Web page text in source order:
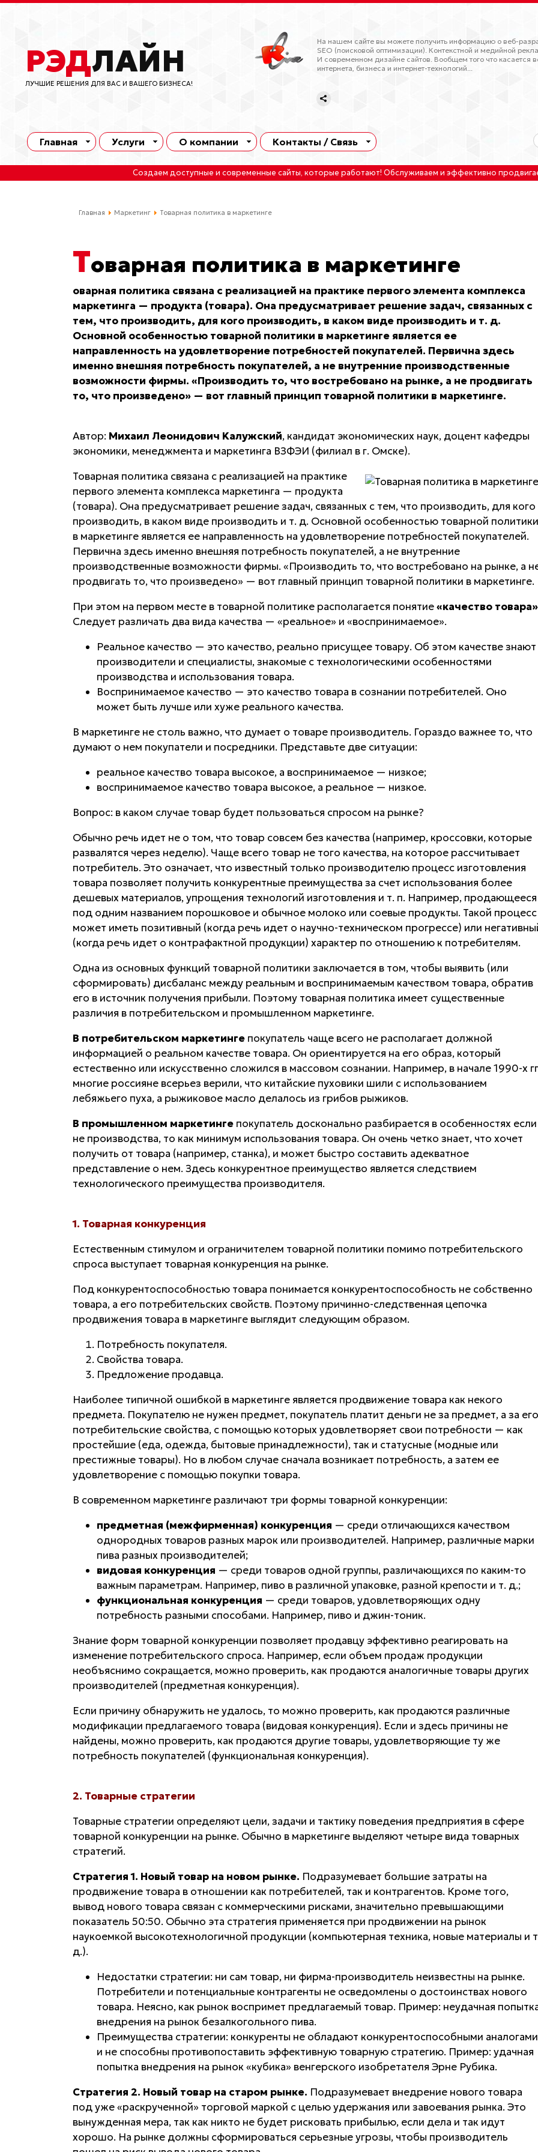
РЭДЛАЙН
ЛУЧШИЕ РЕШЕНИЯ ДЛЯ ВАС И ВАШЕГО БИЗНЕСА!
На нашем сайте вы можете получить информацию о веб-
SEO (поисковой оптимизации). Контекстной и медийной
И современном дизайне сайтов. Вообщем того что касается
интернета, бизнеса и интернет-технологий...
Главная Услуги О компании Контакты / Связь
Создаем доступные и современные сайты, которые работают! Обслуживаем и эффективно
Главная Маркетинг Товарная политика в маркетинге
Товарная политика в маркетинге
оварная политика связана с реализацией на практике первого элемента комплекса
маркетинга — продукта (товара). Она предусматривает решение задач, связанных с
тем, что производить, для кого производить, в каком виде производить и т. д.
Основной особенностью товарной политики в маркетинге является ее
направленность на удовлетворение потребностей покупателей. Первична здесь
именно внешняя потребность покупателей, а не внутренние производственные
возможности фирмы. «Производить то, что востребовано на рынке, а не продвигать
то, что произведено» — вот главный принцип товарной политики в маркетинге.
Автор: Mиxaил Лeoнидoвич Kaлужcкий, кандидат экономических наук, доцент кафедры
экономики, менеджмента и маркетинга ВЗФЭИ (филиал в г. Oмcкe).
Товарная политика связана с реализацией на практике
первого элемента комплекса маркетинга — продукта
(товара). Она предусматривает решение задач, связанных с тем, что производить, для кого
производить, в каком виде производить и т. д. Основной особенностью товарной политики
в маркетинге является ее направленность на удовлетворение потребностей покупателей.
Первична здесь именно внешняя потребность покупателей, а не внутренние
производственные возможности фирмы. «Производить то, что востребовано на рынке, а
продвигать то, что произведено» — вот главный принцип товарной политики в маркетинге.
При этом на первом месте в товарной политике располагается понятие«качество товара»
Следует различать два вида качества — «реальное» и «воспринимаемое».
Реальное качество — это качество, реально присущее товару. Об этом качестве знают
производители и специалисты, знакомые с технологическими особенностями
производства и использования товара.
Воспринимаемое качество — это качество товара в сознании потребителей. Оно
может быть лучше или хуже реального качества.
В маркетинге не столь важно, что думает о товаре производитель. Гораздо важнее то, что
думают о нем покупатели и посредники. Представьте две ситуации:
реальное качество товара высокое, а воспринимаемое — низкое;
воспринимаемое качество товара высокое, а реальное — низкое.
Вопрос: в каком случае товар будет пользоваться спросом на рынке?
Обычно речь идет не о том, что товар совсем без качества (например, кроссовки, которые
развалятся через неделю). Чаще всего товар не того качества, на которое рассчитывает
потребитель. Это означает, что известный только производителю процесс изготовления
товара позволяет получить конкурентные преимущества за счет использования более
дешевых материалов, упрощения технологий изготовления и т. п. Например, продающееся
под одним названием порошковое и обычное молоко или соевые продукты. Такой процесс
может иметь позитивный (когда речь идет о научно-техническом прогрессе) или
(когда речь идет о контрафактной продукции) характер по отношению к потребителям.
Одна из основных функций товарной политики заключается в том, чтобы выявить (или
сформировать) дисбаланс между реальным и воспринимаемым качеством товара, обратив
его в источник получения прибыли. Поэтому товарная политика имеет существенные
различия в потребительском и промышленном маркетинге.
В потребительском маркетингепокупатель чаще всего не располагает должной
информацией о реальном качестве товара. Он ориентируется на его образ, который
естественно или искусственно сложился в массовом сознании. Например, в начале 1990-х
многие россияне всерьез верили, что китайские пуховики шили с использованием
лебяжьего пуха, а рыжиковое масло делалось из грибов рыжиков.
В промышленном маркетингепокупатель досконально разбирается в особенностях если
не производства, то как минимум использования товара. Он очень четко знает, что хочет
получить от товара (например, станка), и может быстро составить адекватное
представление о нем. Здесь конкурентное преимущество является следствием
технологического преимущества производителя.
1. Товарная конкуренция
Естественным стимулом и ограничителем товарной политики помимо потребительского
спроса выступает товарная конкуренция на рынке.
Под конкурентоспособностьютовара понимается конкурентоспособность не собственно
товара, а его потребительских свойств. Поэтому причинно-следственная цепочка
продвижения товара в маркетинге выглядит следующим образом.
Потребность покупателя.
Свойства товара.
Предложение продавца.
Наиболее типичной ошибкой в маркетинге является продвижение товара как некого
предмета. Покупателю не нужен предмет, покупатель платит деньги не за предмет, а за его
потребительские свойства, с помощью которых удовлетворяет свои потребности — как
простейшие (еда, одежда, бытовые принадлежности), так и статусные (модные или
престижные товары). Но в любом случае сначала возникает потребность, а затем ее
удовлетворение с помощью покупки товара.
В современном маркетинге различают три формы товарной конкуренции:
предметная (межфирменная) конкуренция — среди отличающихся качеством
однородных товаров разных марок или производителей. Например, различные марки
пива разных производителей;
видовая конкуренция — среди товаров одной группы, различающихся по каким-то
важным параметрам. Например, пиво в различной упаковке, разной крепости и т. д.;
функциональная конкуренция — среди товаров, удовлетворяющих одну
потребность разными способами. Например, пиво и джин-тоник.
Знание форм товарной конкуренции позволяет продавцу эффективно реагировать на
изменение потребительского спроса. Например, если объем продаж продукции
необъяснимо сокращается, можно проверить, как продаются аналогичные товары других
производителей (предметная конкуренция).
Если причину обнаружить не удалось, то можно проверить, как продаются различные
модификации предлагаемого товара (видовая конкуренция). Если и здесь причины не
найдены, можно проверить, как продаются другие товары, удовлетворяющие ту же
потребность покупателей (функциональная конкуренция).
2. Товарные стратегии
Товарные стратегии определяют цели, задачи и тактику поведения предприятия в сфере
товарной конкуренции на рынке. Обычно в маркетинге выделяют четыре вида товарных
стратегий.
Стратегия 1. Новый товар на новом рынке. Подразумевает большие затраты на
продвижение товара в отношении как потребителей, так и контрагентов. Кроме того,
вывод нового товара связан с коммерческими рисками, значительно превышающими
показатель 50:50. Обычно эта стратегия применяется при продвижении на рынок
наукоемкой высокотехнологичной продукции (компьютерная техника, новые материалы и
д.).
Недостатки стратегии: ни сам товар, ни фирма-производитель неизвестны на рынке.
Потребители и потенциальные контрагенты не осведомлены о достоинствах нового
товара. Неясно, как рынок воспримет предлагаемый товар. Пример: неудачная
внедрения на рынок безалкогольного пива.
Преимущества стратегии: конкуренты не обладают конкурентоспособными аналогами
и не способны противопоставить эффективную товарную стратегию. Пример: удачная
попытка внедрения на рынок «кубика» венгерского изобретателя Эрне Рубика.
Стратегия 2. Новый товар на старом рынке. Подразумевает внедрение нового товара
под уже «раскрученной» торговой маркой с целью удержания или завоевания рынка. Это
вынужденная мера, так как никто не будет рисковать прибылью, если дела и так идут
хорошо. На рынке должны сформироваться серьезные угрозы, чтобы производитель